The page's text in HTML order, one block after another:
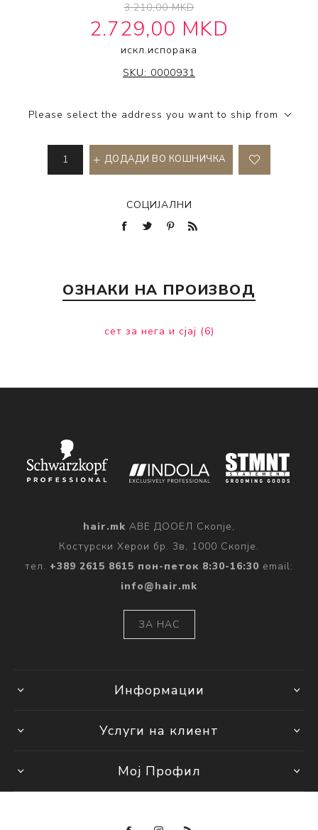
3.210,00 MKD
2.729,00 MKD
искл.испорака
IT'S A 10 HAIRCARE
SKU: 0000931
Please select the address you want to ship from
ДОДАДИ ВО КОШНИЧКА
СОЦИЈАЛНИ
ОЗНАКИ НА ПРОИЗВОД
сет за нега и сјај (6)
hair.mk АВЕ ДООЕЛ Скопје,
Костурски Херои бр. 3в, 1000 Скопје.
тел. +389 2615 8615 пон-петок 8:30-16:30 email:
info@hair.mk
ЗА НАС
Информации
Услуги на клиент
Мој Профил